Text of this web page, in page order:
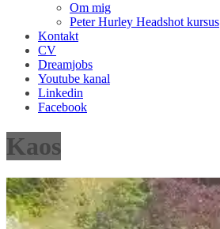
Om mig
Peter Hurley Headshot kursus
Kontakt
CV
Dreamjobs
Youtube kanal
Linkedin
Facebook
Kaos